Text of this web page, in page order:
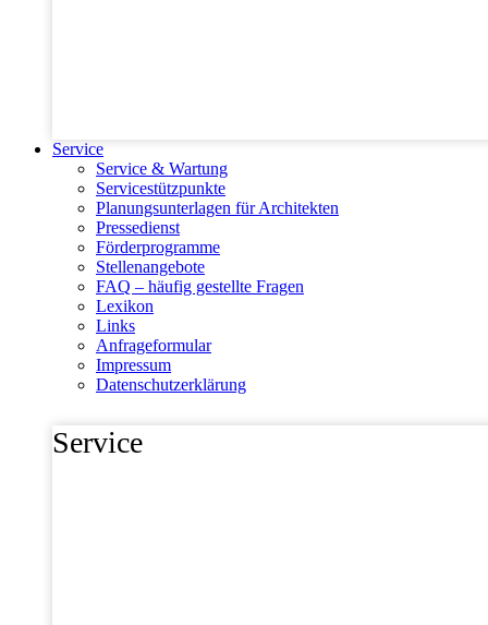
Service
Service & Wartung
Servicestützpunkte
Planungsunterlagen für Architekten
Pressedienst
Förderprogramme
Stellenangebote
FAQ – häufig gestellte Fragen
Lexikon
Links
Anfrageformular
Impressum
Datenschutzerklärung
Service